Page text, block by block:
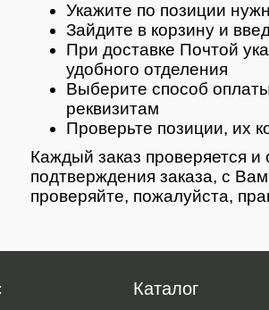
Укажите по позиции
Зайдите в корзину и
При доставке Почтой
удобного отделения
Выберите способ
реквизитам
Проверьте позиции, их
Каждый заказ проверяется
подтверждения заказа, с
проверяйте, пожалуйста,
Каталог